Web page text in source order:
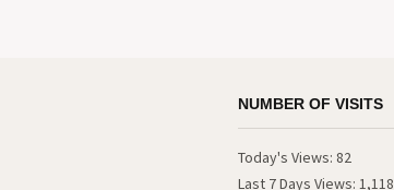
NUMBER OF VISITS
Today's Views: 82
Last 7 Days Views: 1,118